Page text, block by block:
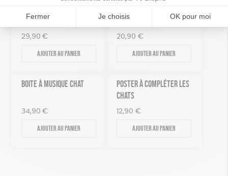
DOUDOU GIRAFE
29,90 €
Ajouter au panier
HÔTEL À INSECTES
20,90 €
Ajouter au panier
BOITE À MUSIQUE CHAT
34,90 €
Ajouter au panier
POSTER À COMPLÉTER LES
CHATS
12,90 €
Ajouter au panier